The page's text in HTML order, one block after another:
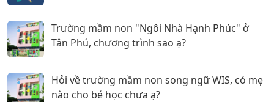
Trường mầm non "Ngôi Nhà Hạnh Phúc" ở
Tân Phú, chương trình sao ạ?
Hỏi về trường mầm non song ngữ WIS, có mẹ
nào cho bé học chưa ạ?